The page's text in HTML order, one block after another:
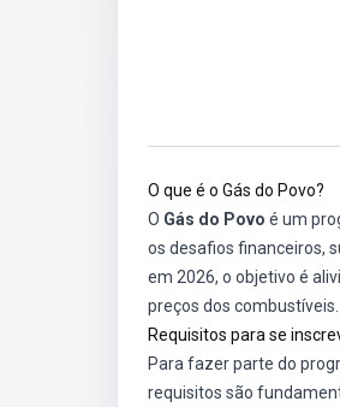
O que é o Gás do Povo?
O Gás do Povo é um
os desafios financeiros,
em 2026, o objetivo é
preços dos combustíveis.
Requisitos para se
Para fazer parte do
requisitos são